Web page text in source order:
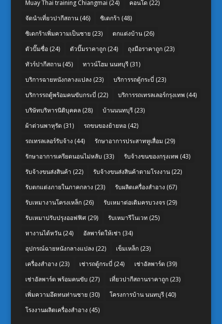
Muay Thai training Chiangmai (24) คอนโด (22)
จัดนำเที่ยวปากีสถาน(46) ซิเดกร้า (48)
ซิเดกร้าเพิ่มความเป็นชาย (23) ตกแต่งบ้าน(26)
ตัวปั๊มชื่อ(24) ตัวปั๊มราคาถูก(24) ถุงมือราคาถูก(23)
ทัวร์ปากีสถาน(45) ทาวน์โฮม นนทบุรี(31)
บริการฉายหนังกลางแปลง (23) บริการรถตู้กระบี่ (23)
บริการรถตู้พร้อมคนขับกระบี่ (22) บริการรถเทรลเลอร์กรุงเทพ (44)
บริษัทบริหารนิติบุคคล(28) บ้านนนทบุรี(23)
ผ้าต่วนพาหุรัด (31) รถขนของย้ายหอ(42)
รถเทรลเลอร์รับจ้าง (44) รักษาอาการประสาทหูเสื่อม (29)
รักษาอาการเครียดนอนไม่หลับ (33) รับจ้างขนของกรุงเทพ (43)
รับจ้างขนส่งสินค้า (22) รับจ้างขนส่งสินค้าตามโรงงาน(22)
รับตกแต่งภายในภาคกลาง (23) รับผลิตเครื่องสำอาง (67)
รับเหมางานโครงเหล็ก(26) รับเหมาต่อเติมครบวงจร(29)
รับเหมาปรับปรุงออฟฟิศ(29) รับเหมารีโนเวท (25)
หางานไต้หวัน(24) อัลพาร์ดให้เช่า (34)
อุปกรณ์ฉายหนังกลางแปลง (22) เข็มเหล็ก(23)
เครื่องสำอาง (23) เช่ารถตู้กระบี่ (24) เช่าอัลพาร์ด (39)
เช่าอัลพาร์ด พร้อมคนขับ (27) เที่ยวปากีสถานราคาถูก(23)
เพิ่มความอึดทนท่านชาย (30) โครงการบ้าน นนทบุรี(40)
โรงงานผลิตเครื่องสำอาง (45)